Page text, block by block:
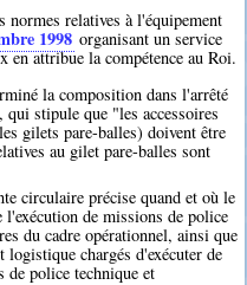
normes relatives à l'équipement
1998 organisant un service
en attribue la compétence au Roi.
la composition dans l'arrêté
stipule que "les accessoires
gilets pare-balles) doivent être
au gilet pare-balles sont
circulaire précise quand et où le
de missions de police
du cadre opérationnel, ainsi que
chargés d'exécuter de
de police technique et